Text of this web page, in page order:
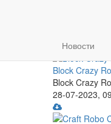
Новости
дате
Block Crazy
Block Crazy
28-07-2023,